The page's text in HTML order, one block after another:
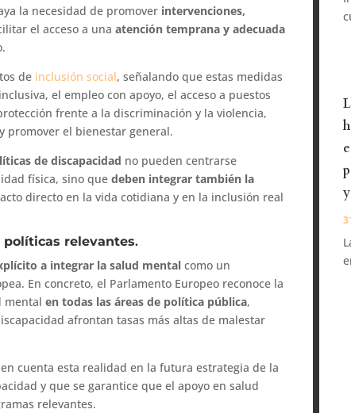
la necesidad de promover intervenciones,
el acceso a unaatención temprana y adecuada
de inclusión social, señalando que estas medidas
el empleo con apoyo, el acceso a puestos
frente a la discriminación y la violencia,
promover el bienestar general.
de discapacidad no pueden centrarse
física, sino quedeben integrar también la
directo en la vida cotidiana y en la inclusión real
políticas relevantes.
a integrar la salud mental como un
En concreto, el Parlamento Europeo reconoce la
mentalen todas las áreas de política pública,
afrontan tasas más altas de malestar
cuenta esta realidad en la futura estrategia de la
y que se garantice que el apoyo en salud
relevantes.